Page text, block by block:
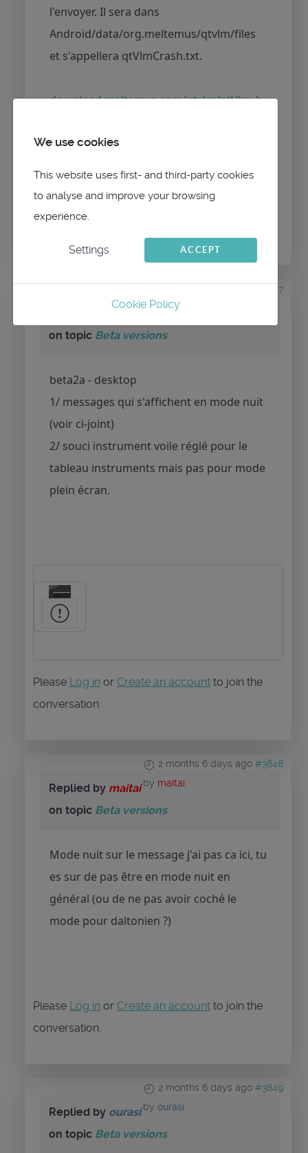
l'envoyer. Il sera dans
Android/data/org.meltemus/qtvlm/files
et s'appellera qtVlmCrash.txt.
download.meltemus.com/qtvlm/qtVlm_b
#3847
byourasi
on topic Beta versions
beta2a - desktop
1/ messages qui s'affichent en mode nuit
(voir ci-joint)
2/ souci instrument voile réglé pour le
tableau instruments mais pas pour mode
plein écran.
Please Log in or Create an account to join the
conversation.
2 months 6 days ago #3848
by maitai
Replied by maitai
on topic Beta versions
Mode nuit sur le message j'ai pas ca ici, tu
es sur de pas être en mode nuit en
général (ou de ne pas avoir coché le
mode pour daltonien ?)
Please Log in or Create an account to join the
conversation.
2 months 6 days ago #3849
by ourasi
Replied by ourasi
on topic Beta versions
We use cookies
This website uses first- and third-party cookies
to analyse and improve your browsing
experience.
Settings ACCEPT
Cookie Policy